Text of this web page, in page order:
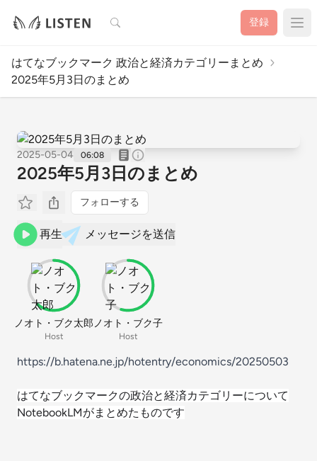
検索 登録
はてなブックマーク 政治と経済カテゴリーまとめ
2025年5月3日のまとめ
2025-05-04 06:08
2025年5月3日のまとめ
フォローする
再生 メッセージを送信
ノオト・ブク太郎
Host
ノオト・ブク子
Host
https://b.hatena.ne.jp/hotentry/economics/20250503
はてなブックマークの政治と経済カテゴリーについて
NotebookLMがまとめたものです